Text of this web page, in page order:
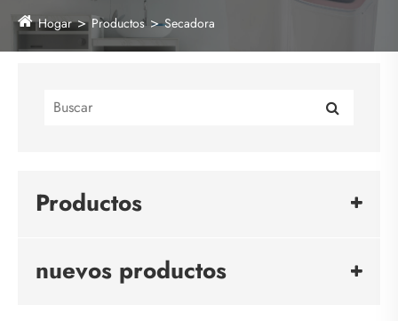
Hogar Productos Secadora
Productos
nuevos productos